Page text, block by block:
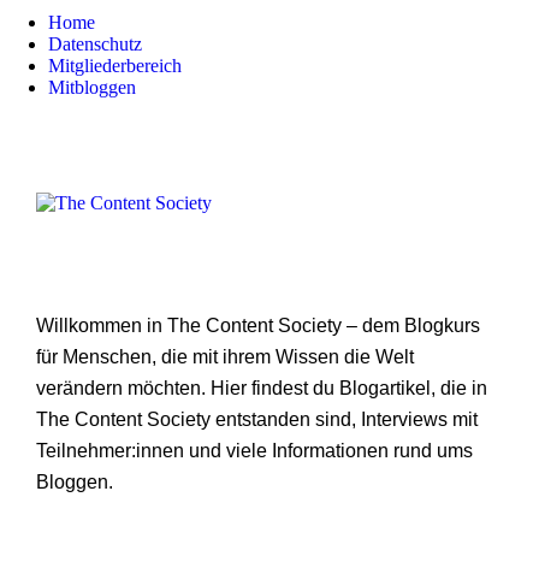
Home
Datenschutz
Mitgliederbereich
Mitbloggen
Willkommen in The Content Society – dem Blogkurs
für Menschen, die mit ihrem Wissen die Welt
verändern möchten. Hier findest du Blogartikel, die in
The Content Society entstanden sind, Interviews mit
Teilnehmer:innen und viele Informationen rund ums
Bloggen.